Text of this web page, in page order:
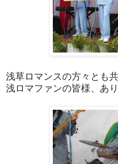
浅草ロマンスの方々とも
浅ロマファンの皆様、あ